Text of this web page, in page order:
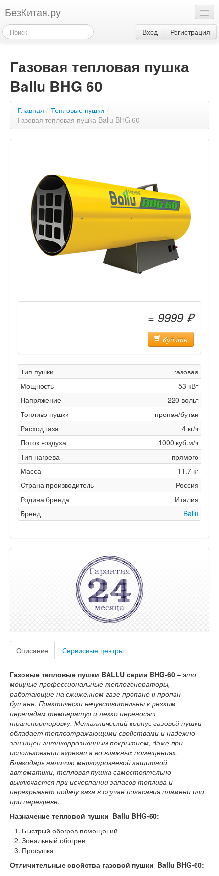
БезКитая.ру
Каталог
Контакты
Акции
3
Вход Регистрация
Газовая тепловая пушка
Ballu BHG 60
Главная / Тепловые пушки /
Газовая тепловая пушка Ballu BHG 60
= 9999 ₽
Купить
Тип пушки
газовая
Мощность
53 кВт
Напряжение
220 вольт
Топливо пушки
пропан/бутан
Расход газа
4 кг/ч
Поток воздуха
1000 куб.м/ч
Тип нагрева
прямого
Масса
11.7 кг
Страна производитель
Россия
Родина бренда
Италия
Бренд
Ballu
Описание Сервисные центры
Газовые тепловые пушки BALLU серии BHG-60 – это
мощные профессиональные теплогенераторы,
работающие на сжиженном газе пропане и пропан-
бутане. Практически нечувствительны к резким
перепадам температур и легко переносят
транспортировку. Металлический корпус газовой пушки
обладает теплоотражающими свойствами и надежно
защищен антикоррозионным покрытием, даже при
использовании агрегата во влажных помещениях.
Благодаря наличию многоуровневой защитной
автоматики, тепловая пушка самостоятельно
выключается при исчерпании запасов топлива и
перекрывает подачу газа в случае погасания пламени или
при перегреве.
Назначение тепловой пушки Ballu BHG-60:
Быстрый обогрев помещений
Зональный обогрев
Просушка
Отличительные свойства газовой пушки Ballu BHG-60: